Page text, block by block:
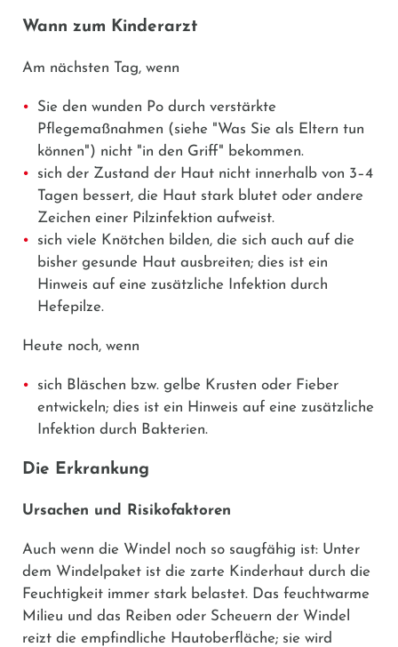
Wann zum Kinderarzt
Am nächsten Tag, wenn
Sie den wunden Po durch verstärkte
Pflegemaßnahmen (siehe "Was Sie als Eltern tun
können") nicht "in den Griff" bekommen.
sich der Zustand der Haut nicht innerhalb von 3–4
Tagen bessert, die Haut stark blutet oder andere
Zeichen einer Pilzinfektion aufweist.
sich viele Knötchen bilden, die sich auch auf die
bisher gesunde Haut ausbreiten; dies ist ein
Hinweis auf eine zusätzliche Infektion durch
Hefepilze.
Heute noch, wenn
sich Bläschen bzw. gelbe Krusten oder Fieber
entwickeln; dies ist ein Hinweis auf eine zusätzliche
Infektion durch Bakterien.
Die Erkrankung
Ursachen und Risikofaktoren
Auch wenn die Windel noch so saugfähig ist: Unter
dem Windelpaket ist die zarte Kinderhaut durch die
Feuchtigkeit immer stark belastet. Das feuchtwarme
Milieu und das Reiben oder Scheuern der Windel
reizt die empfindliche Hautoberfläche; sie wird